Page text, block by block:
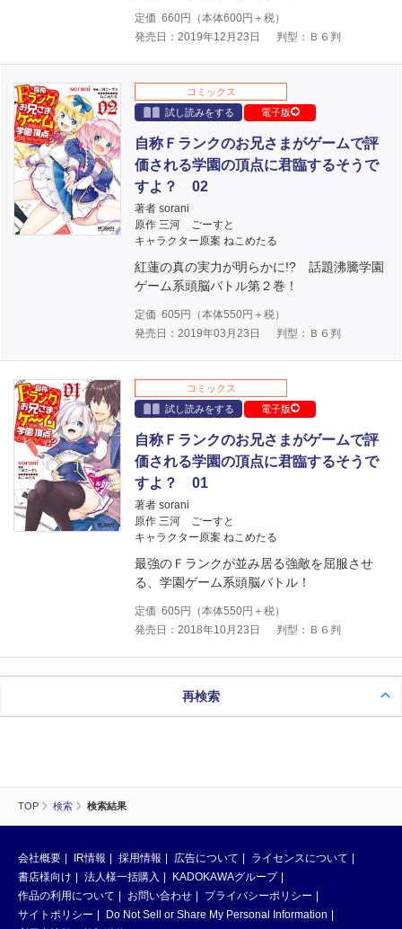
TOP 検索 検索結果
定価 660円（本体600円＋税）
発売日：2019年12月23日
判型：Ｂ６判
コミックス
試し読みをする
電子版
自称Ｆランクのお兄さまがゲームで評
価される学園の頂点に君臨するそうで
すよ？ 02
著者 sorani
原作 三河 ごーすと
キャラクター原案 ねこめたる
紅蓮の真の実力が明らかに!? 話題沸騰学園
ゲーム系頭脳バトル第２巻！
定価 605 円（本体550円＋税）
発売日：2019年03月23日
判型：Ｂ６判
コミックス
試し読みをする
電子版
自称Ｆランクのお兄さまがゲームで評
価される学園の頂点に君臨するそうで
すよ？ 01
著者 sorani
原作 三河 ごーすと
キャラクター原案 ねこめたる
最強のＦランクが並み居る強敵を屈服させ
る、学園ゲーム系頭脳バトル！
定価 605 円（本体550円＋税）
発売日：2018年10月23日
判型：Ｂ６判
再検索
会社概要 IR情報 採用情報 広告について
ライセンスについて
書店様向け
法人様一括購入
KADOKAWAグループ
作品の利用について
お問い合わせ
プライバシーポリシー
サイトポリシー
Do Not Sell or Share My Personal Information